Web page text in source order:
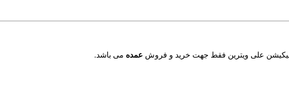
علی ویترین فقط جهت خرید و فروش عمده می باشد.